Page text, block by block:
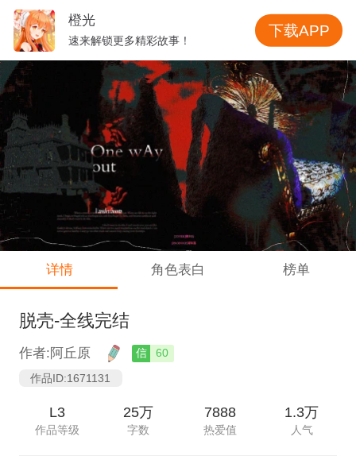
详情 角色表白 榜单
脱壳-全线完结
作者:阿丘原 信
60
作品ID:1671131
L3
作品等级
25万
字数
7888
热爱值
1.3万
人气
橙光
速来解锁更多精彩故事！
下载APP